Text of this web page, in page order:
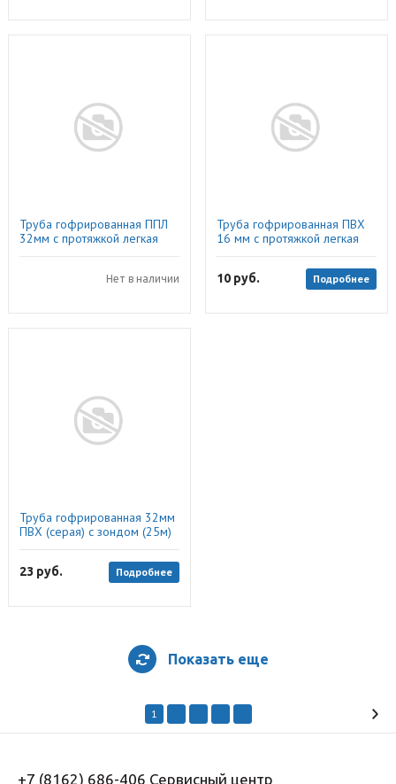
Труба гофрированная ППЛ
32мм с протяжкой легкая
Нет в наличии
Труба гофрированная ПВХ
16 мм с протяжкой легкая
10 руб. Подробнее
Труба гофрированная 32мм
ПВХ (серая) с зондом (25м)
23 руб. Подробнее
Показать еще
1
+7 (8162) 686-406 Сервисный центр